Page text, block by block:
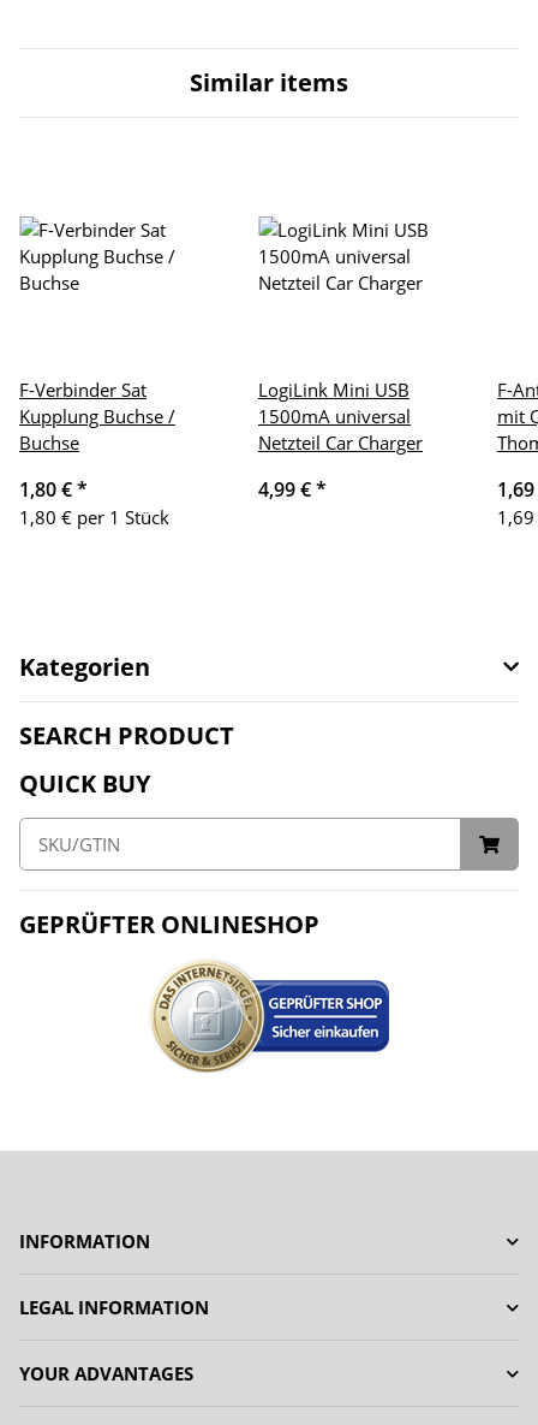
Similar items
F-Verbinder Sat
Kupplung Buchse /
Buchse
1,80 €*
1,80 € per 1 Stück
LogiLink Mini USB
1500mA universal
Netzteil Car Charger
4,99 €*
F-
mit
Kategorien
SEARCH PRODUCT
QUICK BUY
GEPRÜFTER ONLINESHOP
INFORMATION
LEGAL INFORMATION
YOUR ADVANTAGES